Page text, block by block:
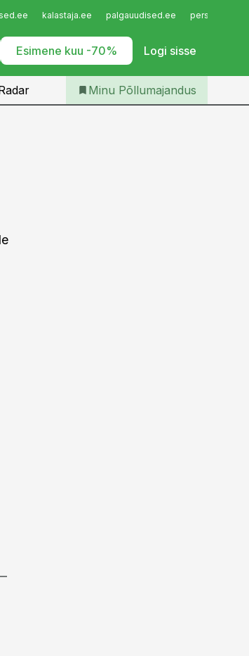
kalastaja.ee palgauudised.ee
Esimene kuu -70% Logi sisse
Iseteenindus
Telli Põllumajandus
Minu Põllumajandus